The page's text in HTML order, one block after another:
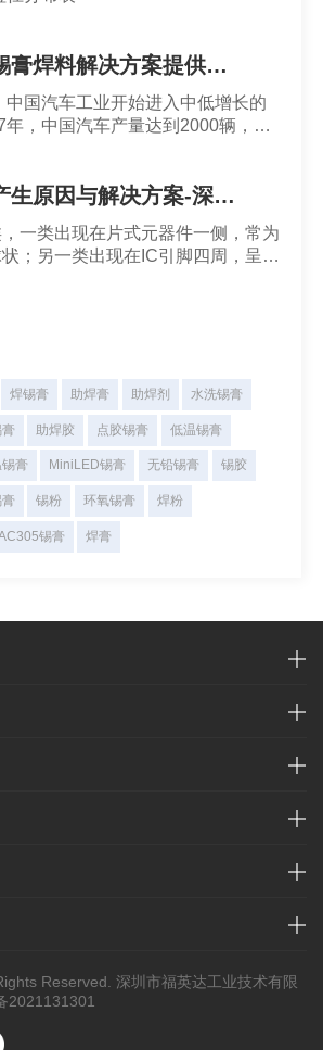
车规级无铅锡膏焊料解决方案提供商深圳福英达分享：Mini LED 车载应用与自动驾驶传感器
中国汽车工业开始进入中低增长的
，中国汽车产量达到2000辆，
年下降，这意味着如果中国汽车工
代。在这个关键的竞争节点上，汽
规级无铅锡膏焊料解决方案提供商
Mini LED 车载应用与自动驾驶传
回流焊锡珠产生原因与解决方案-深圳福英达
一类出现在片式元器件一侧，常为
；另一类出现在IC引脚四周，呈分
焊锡膏 助焊膏 助焊剂 水洗锡膏
助焊胶 点胶锡膏 低温锡膏
膏 MiniLED锡膏 无铅锡膏 锡胶
锡粉 环氧锡膏 焊粉
锡膏 焊膏
Reserved. 深圳市福英达工业技术有限
2021131301